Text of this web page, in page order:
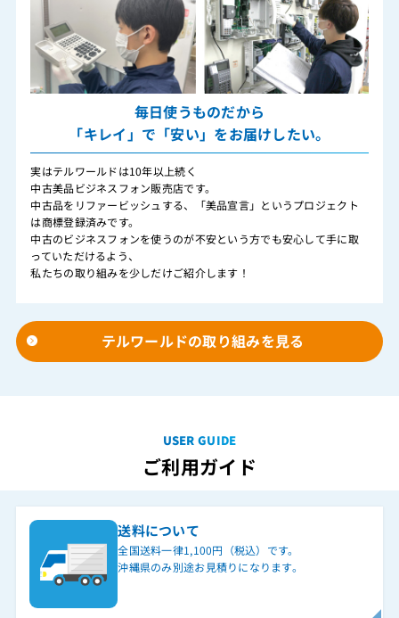
毎日使うものだから
「キレイ」で「安い」をお届けしたい。
実はテルワールドは10年以上続く
中古美品ビジネスフォン販売店です。
中古品をリファービッシュする、「美品宣言」というプロジェクト
は商標登録済みです。
中古のビジネスフォンを使うのが不安という方でも安心して手に取
っていただけるよう、
私たちの取り組みを少しだけご紹介します！
テルワールドの取り組みを見る
USER GUIDE
ご利用ガイド
送料について
全国送料一律1,100円（税込）です。
沖縄県のみ別途お見積りになります。